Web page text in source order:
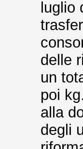
delle
un
poi
alla
degli